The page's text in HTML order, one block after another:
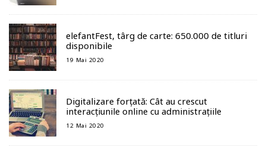
elefantFest, târg de carte: 650.000 de titluri
disponibile
19 Mai 2020
Digitalizare forțată: Cât au crescut
interacțiunile online cu administrațiile
12 Mai 2020